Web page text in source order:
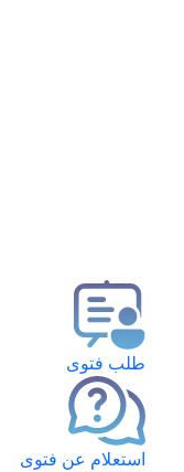
طلب فتوى
استعلام عن فتوى